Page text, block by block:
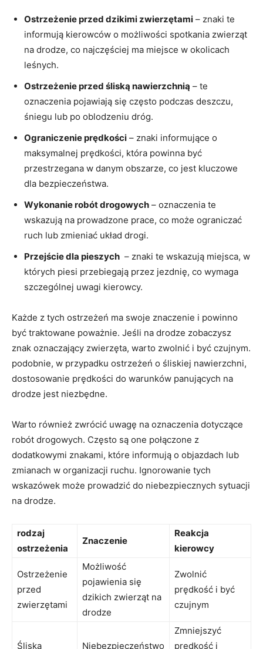
Ostrzeżenie przed⁣ dzikimi‍ zwierzętami – znaki‍ te‍
informują ⁤kierowców o możliwości spotkania zwierząt​
na drodze, ‌co najczęściej ma ‌miejsce w okolicach
leśnych.
Ostrzeżenie ⁣przed śliską nawierzchnią – te
oznaczenia pojawiają się często podczas deszczu,
śniegu lub po oblodzeniu dróg.
Ograniczenie prędkości – znaki informujące o
maksymalnej prędkości, która⁤ powinna być
przestrzegana w danym obszarze, ⁤co jest‍ kluczowe
dla bezpieczeństwa.
Wykonanie robót drogowych – oznaczenia ‌te
wskazują ⁢na prowadzone⁤ prace, ⁣co może ograniczać
ruch ⁣lub zmieniać ‌układ drogi.
Przejście dla pieszych ​ – znaki ​te wskazują ⁢miejsca, w
których piesi przebiegają przez ⁤jezdnię, co wymaga
szczególnej uwagi kierowcy.
Każde z tych ‌ostrzeżeń ma​ swoje ‌znaczenie i powinno‌
być ‍traktowane poważnie. Jeśli‌ na drodze zobaczysz
znak⁣ oznaczający⁤ zwierzęta,⁤ warto zwolnić i być czujnym.
‌podobnie, w‌ przypadku‍ ostrzeżeń o‍ śliskiej nawierzchni,
dostosowanie‌ prędkości do warunków panujących na
drodze ⁤jest niezbędne.
Warto również zwrócić uwagę ⁤na oznaczenia dotyczące
robót drogowych. Często są one połączone z
dodatkowymi znakami, które informują‍ o⁤ objazdach ⁤lub
zmianach w ⁣organizacji ruchu. ​Ignorowanie tych
wskazówek może‍ prowadzić do ‍niebezpiecznych sytuacji
na ⁣drodze.
rodzaj​
ostrzeżenia
Znaczenie
Reakcja
kierowcy
Ostrzeżenie
przed
zwierzętami
Możliwość
pojawienia się
⁣dzikich zwierząt na
drodze
Zwolnić
prędkość⁣ i​ być
czujnym
Śliska Niebezpieczeństwo
Zmniejszyć
prędkość i